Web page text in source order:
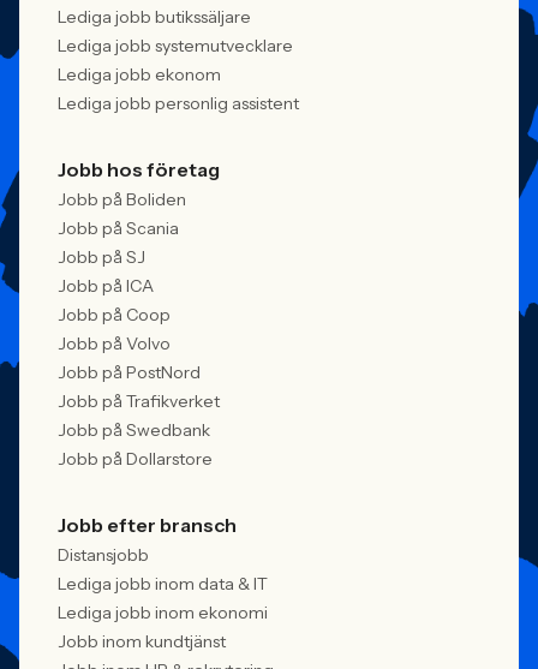
Lediga jobb butikssäljare
Lediga jobb systemutvecklare
Lediga jobb ekonom
Lediga jobb personlig assistent
Jobb hos företag
Jobb på Boliden
Jobb på Scania
Jobb på SJ
Jobb på ICA
Jobb på Coop
Jobb på Volvo
Jobb på PostNord
Jobb på Trafikverket
Jobb på Swedbank
Jobb på Dollarstore
Jobb efter bransch
Distansjobb
Lediga jobb inom data & IT
Lediga jobb inom ekonomi
Jobb inom kundtjänst